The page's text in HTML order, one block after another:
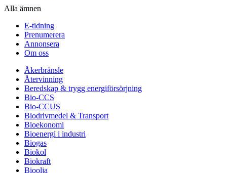
Alla ämnen
E-tidning
Prenumerera
Annonsera
Om oss
Åkerbränsle
Återvinning
Beredskap & trygg energiförsörjning
Bio-CCS
Bio-CCUS
Biodrivmedel & Transport
Bioekonomi
Bioenergi i industri
Biogas
Biokol
Biokraft
Bioolja